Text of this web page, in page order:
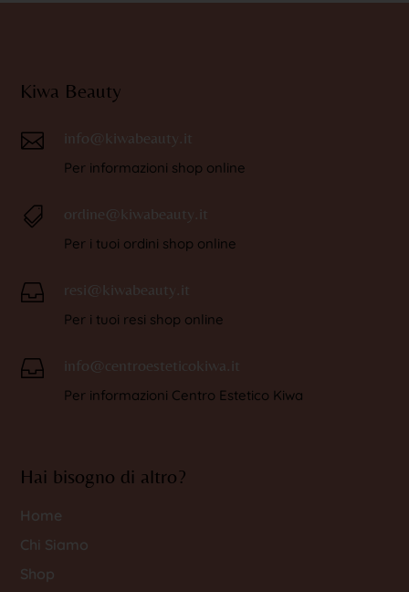
Kiwa Beauty
 info@kiwabeauty.it
Per informazioni shop online
 ordine@kiwabeauty.it
Per i tuoi ordini shop online
 resi@kiwabeauty.it
Per i tuoi resi shop online
 info@centroesteticokiwa.it
Per informazioni Centro Estetico Kiwa
Hai bisogno di altro?
Home
Chi Siamo
Shop